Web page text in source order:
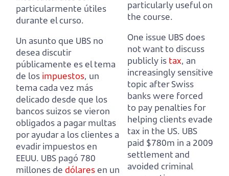
particularmente útiles
durante el curso.
Un asunto que UBS no
desea discutir
públicamente es el tema
de los impuestos, un
tema cada vez más
delicado desde que los
bancos suizos se vieron
obligados a pagar multas
por ayudar a los clientes a
evadir impuestos en
EEUU. UBS pagó 780
millones de dólaresen un
particularly useful on
the course.
One issue UBS does
not want to discuss
publicly is tax, an
increasingly sensitive
topic after Swiss
banks were forced
to pay penalties for
helping clients evade
tax in the US. UBS
paid $780m in a 2009
settlement and
avoided criminal